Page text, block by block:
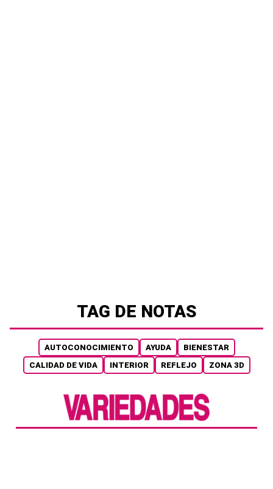
TAG DE NOTAS
AUTOCONOCIMIENTO AYUDA
BIENESTAR
CALIDAD DE VIDA
INTERIOR REFLEJO ZONA 3D